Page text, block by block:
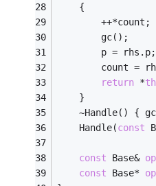
    {
        ++*count;
        gc();
        p = rhs.p;
count =
return *
    }
~Handle() {
    Handle(
const
const Base&
const Base*